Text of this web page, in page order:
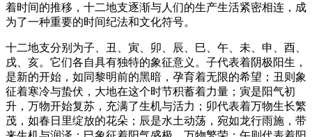
着时间的推移，十二地支逐渐与人们的生产生活紧密相连，成
为了一种重要的时间纪法和文化符号。
十二地支分别为子、丑、寅、卯、辰、巳、午、未、申、酉、
戌、亥。它们各自具有独特的象征意义。子代表着阴极阳生，
是新的开始，如同黎明前的黑暗，孕育着无限的希望；丑则象
征着寒冷与蛰伏，大地在这个时节积蓄着力量；寅是阳气初
升，万物开始复苏，充满了生机与活力；卯代表着万物生长繁
茂，如春日里绽放的花朵；辰是水土动荡，宛如龙行雨施，带